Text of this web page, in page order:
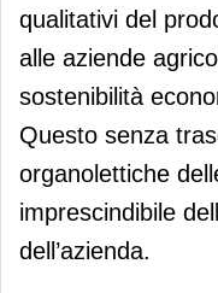
qualitativi del
alle aziende
sostenibilità
Questo senza
organolettiche
imprescindibile
dell’azienda.